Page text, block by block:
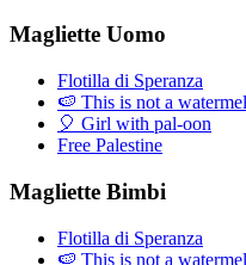
Magliette Uomo
Flotilla di Speranza
🍉 This is not a
🎈 Girl with pal-oon
Free Palestine
Magliette Bimbi
Flotilla di Speranza
🍉 This is not a